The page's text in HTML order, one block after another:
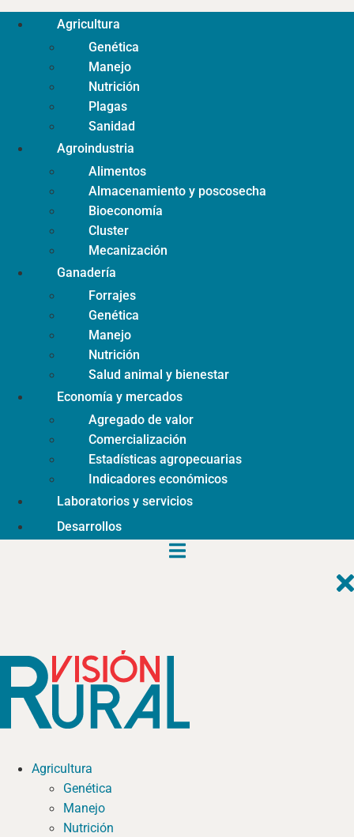
Agricultura
Genética
Manejo
Nutrición
Plagas
Sanidad
Agroindustria
Alimentos
Almacenamiento y poscosecha
Bioeconomía
Cluster
Mecanización
Ganadería
Forrajes
Genética
Manejo
Nutrición
Salud animal y bienestar
Economía y mercados
Agregado de valor
Comercialización
Estadísticas agropecuarias
Indicadores económicos
Laboratorios y servicios
Desarrollos
Agricultura
Genética
Manejo
Nutrición